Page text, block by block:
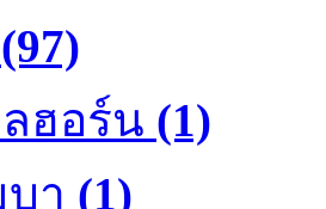
(97)
ฮอร์น (1)
า (1)